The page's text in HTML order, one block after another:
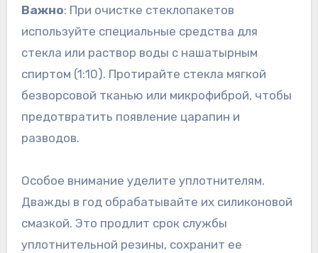
Важно: При очистке стеклопакетов
используйте специальные средства для
стекла или раствор воды с нашатырным
спиртом (1:10). Протирайте стекла мягкой
безворсовой тканью или микрофиброй, чтобы
предотвратить появление царапин и
разводов.
Особое внимание уделите уплотнителям.
Дважды в год обрабатывайте их силиконовой
смазкой. Это продлит срок службы
уплотнительной резины, сохранит ее